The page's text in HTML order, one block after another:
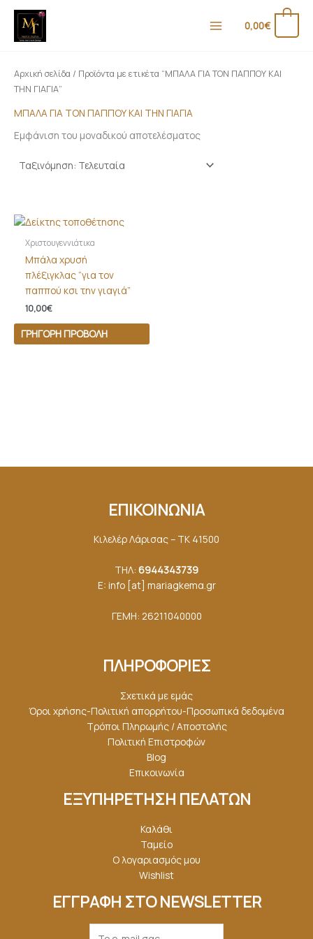
Μετάβαση
περιεχόμενο
0,00€
Αρχική σελίδα / Προϊόντα με ετικέτα “ΜΠΑΛΑ ΓΙΑ ΤΟΝ ΠΑΠΠΟΥ ΚΑΙ
ΤΗΝ ΓΙΑΓΙΑ”
ΜΠΑΛΑ ΓΙΑ ΤΟΝ ΠΑΠΠΟΥ ΚΑΙ ΤΗΝ ΓΙΑΓΙΑ
Εμφάνιση του μοναδικού αποτελέσματος
Χριστουγεννιάτικα
Μπάλα χρυσή
πλέξιγκλας “για τον
παππού κσι την γιαγιά”
10,00€
ΓΡΉΓΟΡΗ ΠΡΟΒΟΛΉ
ΕΠΙΚΟΙΝΩΝΙΑ
Κιλελέρ Λάρισας – ΤΚ 41500
ΤΗΛ: 6944343739
E: info [at] mariagkemα.gr
ΓΕΜΗ: 26211040000
ΠΛΗΡΟΦΟΡΙΕΣ
Σχετικά με εμάς
Όροι χρήσης-Πολιτική απορρήτου-Προσωπικά δεδομένα
Τρόποι Πληρωμής / Αποστολής
Πολιτική Επιστροφών
Blog
Επικοινωνία
ΕΞΥΠΗΡΕΤΗΣΗ ΠΕΛΑΤΩΝ
Καλάθι
Ταμείο
Ο λογαριασμός μου
Wishlist
ΕΓΓΡΑΦΗ ΣΤΟ NEWSLETTER